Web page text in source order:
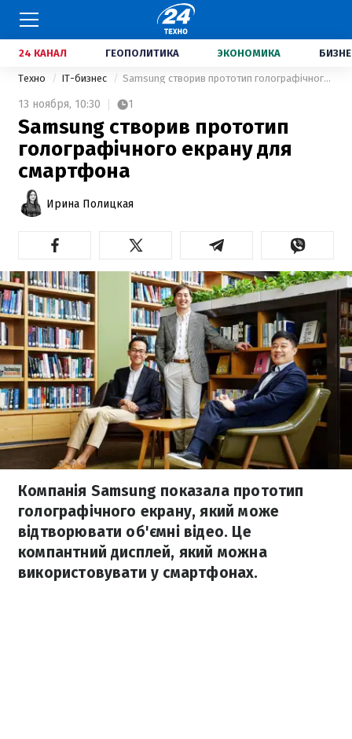
24 КАНАЛ ГЕОПОЛИТИКА ЭКОНОМИКА
Техно IT-бизнес Samsung створив прототип голографічного екрану для смартфона
13 ноября, 10:30 1
Samsung створив прототип
голографічного екрану для
смартфона
Ирина Полицкая
Компанія Samsung показала прототип
голографічного екрану, який може
відтворювати об'ємні відео. Це
компантний дисплей, який можна
використовувати у смартфонах.